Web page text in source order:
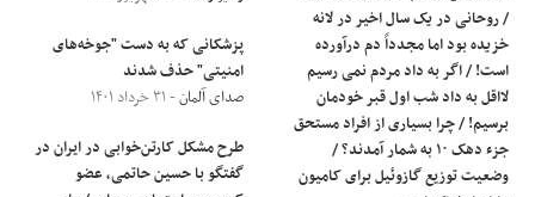
/ روحانی در یک سال اخیر در لانه
خزیده بود اما مجدداً دم درآورده
است! / اگر به داد مردم نمی رسیم
لااقل به داد شب اول قبر خودمان
برسیم! / چرا بسیاری از افراد مستحق
جزء دهک ۱۰ به شمار آمدند؟ /
وضعیت توزیع گازوئیل برای کامیون
پزشکانی که به دست "جوخه‌های
امنیتی" حذف شدند
صدای آلمان- ۳۱ خرداد ۱۴۰۱
طرح مشکل کارتن‌خوابی در ایران در
گفتگو با حسین حاتمی، عضو